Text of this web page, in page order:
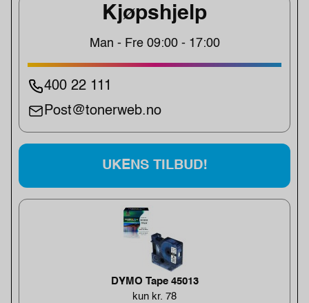
Kjøpshjelp
Man - Fre 09:00 - 17:00
400 22 111
Post@tonerweb.no
UKENS TILBUD!
DYMO Tape 45013
kun kr. 78